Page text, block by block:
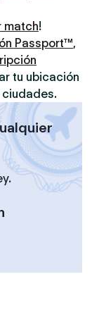
match!
Passport™,
tu ubicación
ciudades.